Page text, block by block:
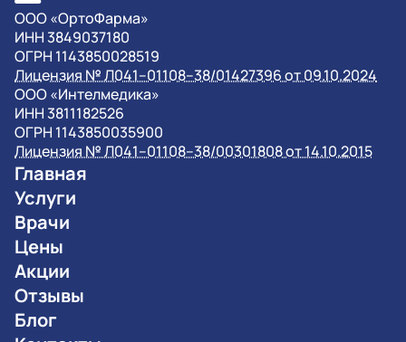
OOO «ОртоФарма»
ИНН 3849037180
ОГРН 1143850028519
Лицензия № Л041–01108–38/01427396 от 09.10.2024
OOO «Интелмедика»
ИНН 3811182526
ОГРН 1143850035900
Лицензия № Л041–01108–38/00301808 от 14.10.2015
Главная
Услуги
Врачи
Цены
Акции
Отзывы
Блог